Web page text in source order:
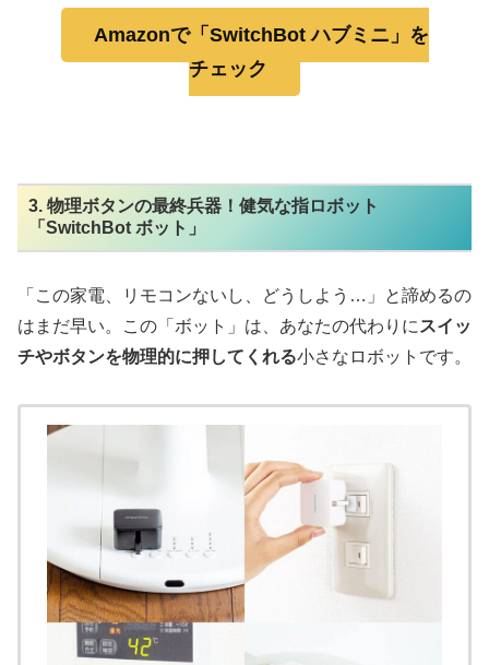
Amazonで「SwitchBot ハブミニ」を
チェック
3. 物理ボタンの最終兵器！健気な指ロボット
「SwitchBot ボット」
「この家電、リモコンないし、どうしよう…」と諦めるの
はまだ早い。この「ボット」は、あなたの代わりに スイッ
チやボタンを物理的に押してくれる小さなロボットです。